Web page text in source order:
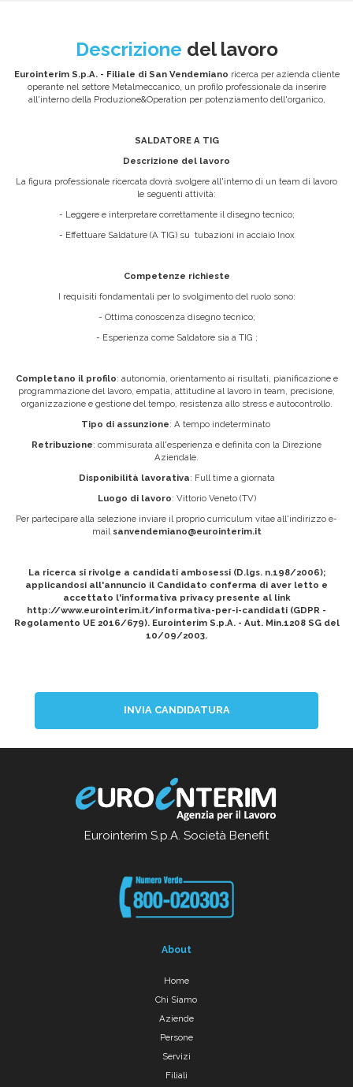
Descrizione del lavoro
Eurointerim S.p.A. - Filiale di San Vendemiano ricerca per azienda cliente
operante nel settore Metalmeccanico, un profilo professionale da inserire
all'interno della Produzione&Operation per potenziamento dell'organico,
SALDATORE A TIG
Descrizione del lavoro
La figura professionale ricercata dovrà svolgere all'interno di un team di lavoro
le seguenti attività:
- Leggere e interpretare correttamente il disegno tecnico;
- Effettuare Saldature (A TIG) su tubazioni in acciaio Inox
Competenze richieste
I requisiti fondamentali per lo svolgimento del ruolo sono:
- Ottima conoscenza disegno tecnico;
- Esperienza come Saldatore sia a TIG ;
Completano il profilo: autonomia, orientamento ai risultati, pianificazione e
programmazione del lavoro, empatia, attitudine al lavoro in team, precisione,
organizzazione e gestione del tempo, resistenza allo stress e autocontrollo.
Tipo di assunzione: A tempo indeterminato
Retribuzione: commisurata all'esperienza e definita con la Direzione
Aziendale.
Disponibilità lavorativa: Full time a giornata
Luogo di lavoro: Vittorio Veneto (TV)
Per partecipare alla selezione inviare il proprio curriculum vitae all'indirizzo e-
mail sanvendemiano@eurointerim.it
La ricerca si rivolge a candidati ambosessi (D.lgs. n.198/2006);
applicandosi all'annuncio il Candidato conferma di aver letto e
accettato l'informativa privacy presente al link
http://www.eurointerim.it/informativa-per-i-candidati (GDPR -
Regolamento UE 2016/679). Eurointerim S.p.A. - Aut. Min.1208 SG del
10/09/2003.
INVIA CANDIDATURA
Eurointerim S.p.A. Società Benefit
About
Home
Chi Siamo
Aziende
Persone
Servizi
Filiali